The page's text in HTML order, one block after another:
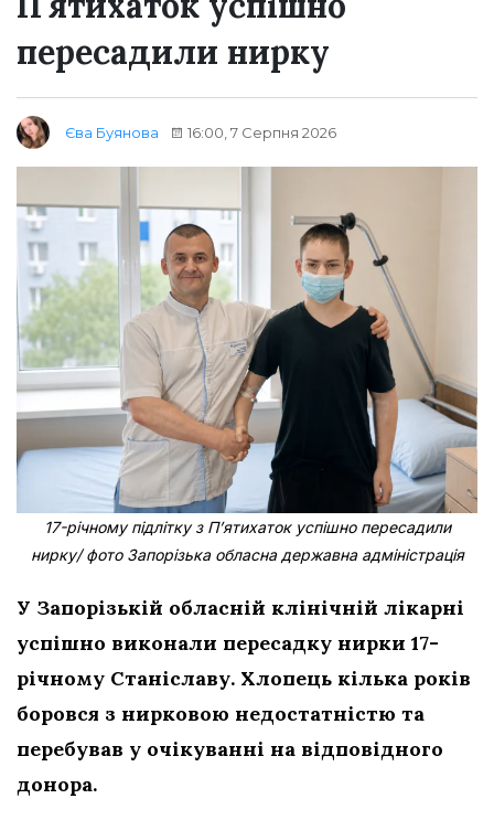
пересадили нирку
Єва Буянова 16:00, 7 Серпня 2026
17-річному підлітку з Пʼятихаток успішно пересадили
нирку/ фото Запорізька обласна державна адміністрація
У Запорізькій обласній клінічній лікарні
успішно виконали пересадку нирки 17-
річному Станіславу. Хлопець кілька років
боровся з нирковою недостатністю та
перебував у очікуванні на відповідного
донора.